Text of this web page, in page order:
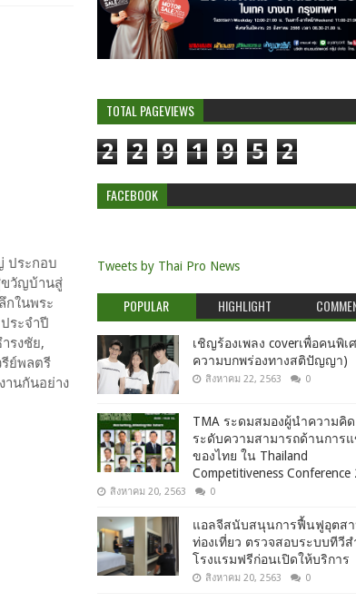
ประกอบ
ขวัญบ้านสู่
กในพระ
ระจำปี
รงชัย,
ย์พลตรี
านกันอย่าง
TOTAL PAGEVIEWS
2 2 9 1 9 5 2
FACEBOOK
Tweets by Thai Pro News
POPULAR HIGHLIGHT
เชิญร้องเพลง coverเพื่อคนพิเ
ความบกพร่องทางสติปัญญา)
สิงหาคม 22, 2563 0
TMA ระดมสมองผู้นำความคิ
ระดับความสามารถด้านการ
ของไทย ใน Thailand
Competitiveness Conference
สิงหาคม 20, 2563 0
แอลจีสนับสนุนการฟื้นฟูอุตสา
ท่องเที่ยว ตรวจสอบระบบทีวี
โรงแรมฟรีก่อนเปิดให้บริการ
สิงหาคม 20, 2563 0